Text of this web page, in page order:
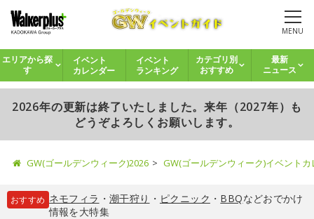
MENU
エリアから探
す
イベント
カレンダー
イベント
ランキング
カテゴリ別
おすすめ
最新
ニュース
2026年の更新は終了いたしました。来年（2027年）も
どうぞよろしくお願いします。
GW(ゴールデンウィーク)2026 GW(ゴールデンウィーク)イベント
おすすめ ネモフィラ ・ 潮干狩り ・ ピクニック ・ BBQなどおでかけ
情報を大特集